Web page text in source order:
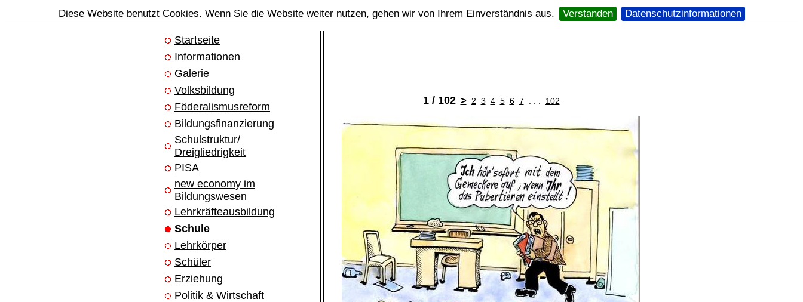
Diese Website benutzt Cookies. Wenn Sie die Website weiter nutzen, gehen wir von Ihrem Einverständnis aus. Verstanden Datenschutzinformationen
Startseite
Informationen
Galerie
Volksbildung
Föderalismusreform
Bildungsfinanzierung
Schulstruktur/
Dreigliedrigkeit
PISA
new economy im
Bildungswesen
Lehrkräfteausbildung
Schule
Lehrkörper
Schüler
Erziehung
Politik & Wirtschaft
1 / 102 > 2 3 4 5 6 7 102